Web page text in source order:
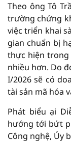
Theo ông Tô
trường chứng
việc triển khai
gian chuẩn bị
thực hiện trong
nhiều hơn. Do
I/2026 sẽ có
tài sản mã hóa
Phát biểu ại
hướng tới bứt
Công nghệ, Ủy